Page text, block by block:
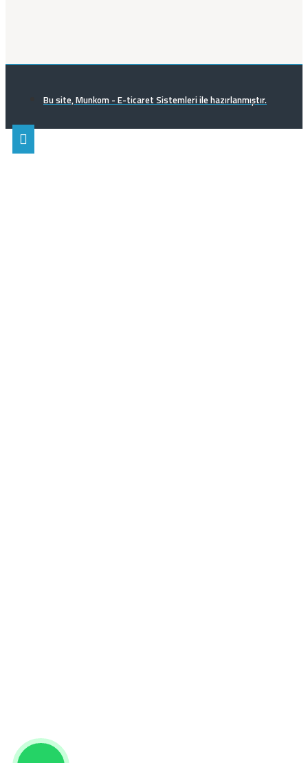
Bu site, Munkom - E-ticaret Sistemleri ile hazırlanmıştır.